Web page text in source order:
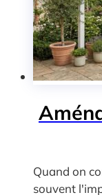
Quand on
souvent